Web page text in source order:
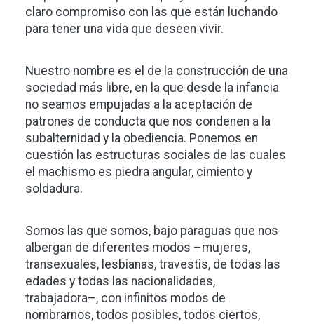
claro compromiso con las que están luchando
para tener una vida que deseen vivir.
Nuestro nombre es el de la construcción de una
sociedad más libre, en la que desde la infancia
no seamos empujadas a la aceptación de
patrones de conducta que nos condenen a la
subalternidad y la obediencia. Ponemos en
cuestión las estructuras sociales de las cuales
el machismo es piedra angular, cimiento y
soldadura.
Somos las que somos, bajo paraguas que nos
albergan de diferentes modos –mujeres,
transexuales, lesbianas, travestis, de todas las
edades y todas las nacionalidades,
trabajadora–, con infinitos modos de
nombrarnos, todos posibles, todos ciertos,